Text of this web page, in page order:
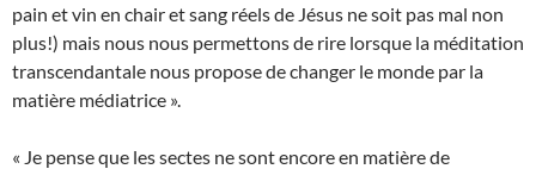
pain et vin en chair et sang réels de Jésus ne soit pas mal non
plus!) mais nous nous permettons de rire lorsque la méditation
transcendantale nous propose de changer le monde par la
matière médiatrice ».
« Je pense que les sectes ne sont encore en matière de